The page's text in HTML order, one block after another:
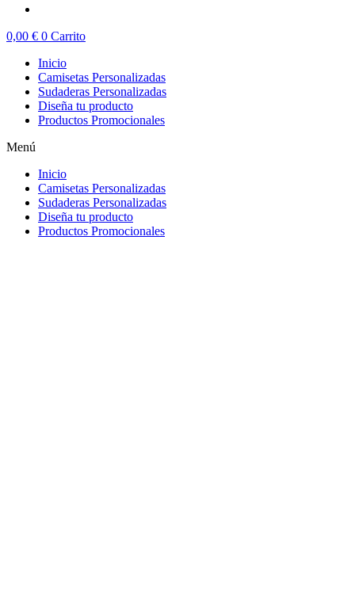
0,00 € 0 Carrito
Inicio
Camisetas Personalizadas
Sudaderas Personalizadas
Diseña tu producto
Productos Promocionales
Menú
Inicio
Camisetas Personalizadas
Sudaderas Personalizadas
Diseña tu producto
Productos Promocionales